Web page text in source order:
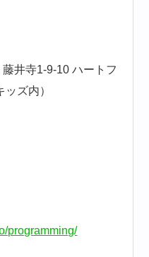
井寺1-9-10 ハートフ
ズ内）
programming/